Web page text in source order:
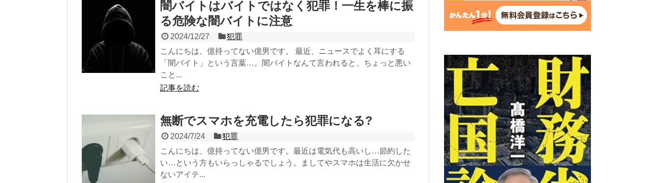
闇バイトはバイトではなく犯罪！一生を棒に振
る危険な闇バイトに注意
2024/12/27
犯罪
こんにちは、億持ってない億男です。 最近、ニュースでよく耳にする
「闇バイト」という言葉…。闇バイトなんて言われると、ちょっと悪い
こと...
記事を読む
無断でスマホを充電したら犯罪になる?
2024/7/24
犯罪
こんにちは、億持ってない億男です。最近は電気代も高いし…節約した
い…という方もいらっしゃるでしょう。ましてやスマホは生活に欠かせ
ないアイテ...